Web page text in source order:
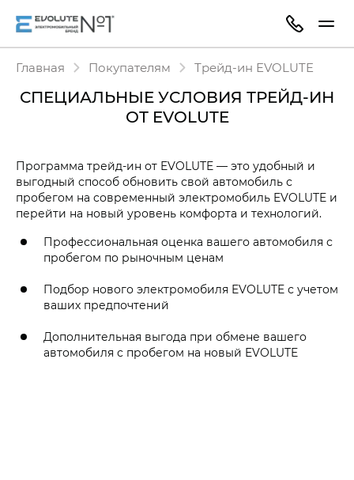
Главная Покупателям Трейд-ин EVOLUTE
СПЕЦИАЛЬНЫЕ УСЛОВИЯ ТРЕЙД-ИН
ОТ EVOLUTE
СПЕЦИАЛЬНЫЕ УСЛОВИЯ TRADE‑IN ОТ
Программа трейд-ин от EVOLUTE — это удобный и
выгодный способ обновить свой автомобиль с
пробегом на современный электромобиль EVOLUTE и
перейти на новый уровень комфорта и технологий.
Профессиональная оценка вашего автомобиля с
пробегом по рыночным ценам
Подбор нового электромобиля EVOLUTE с учетом
ваших предпочтений
Дополнительная выгода при обмене вашего
автомобиля с пробегом на новый EVOLUTE